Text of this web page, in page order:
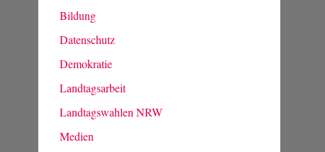
Bildung
Datenschutz
Demokratie
Landtagsarbeit
Landtagswahlen NRW
Medien